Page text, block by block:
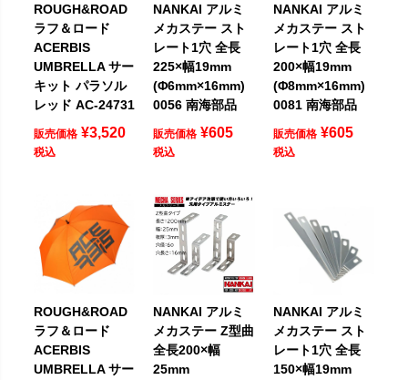
ROUGH&ROAD
ラフ＆ロード
ACERBIS
UMBRELLA サー
キット パラソル
レッド AC-24731
販売価格 ¥3,520
税込
NANKAI アルミ
メカステー スト
レート1穴 全長
225×幅19mm
(Φ6mm×16mm)
0056 南海部品
販売価格 ¥605
税込
NANKAI アルミ
メカステー スト
レート1穴 全長
200×幅19mm
(Φ8mm×16mm)
0081 南海部品
販売価格 ¥605
税込
ROUGH&ROAD
ラフ＆ロード
ACERBIS
UMBRELLA サー
NANKAI アルミ
メカステー Z型曲
全長200×幅
25mm
NANKAI アルミ
メカステー スト
レート1穴 全長
150×幅19mm